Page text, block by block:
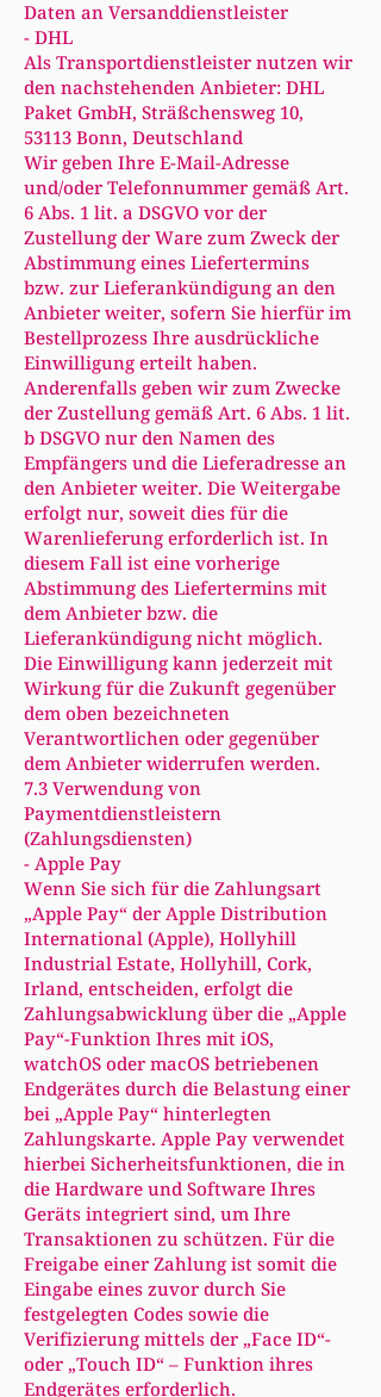
Daten an Versanddienstleister
- DHL
Als Transportdienstleister nutzen wir
den nachstehenden Anbieter: DHL
Paket GmbH, Sträßchensweg 10,
53113 Bonn, Deutschland
Wir geben Ihre E-Mail-Adresse
und/oder Telefonnummer gemäß Art.
6 Abs. 1 lit. a DSGVO vor der
Zustellung der Ware zum Zweck der
Abstimmung eines Liefertermins
bzw. zur Lieferankündigung an den
Anbieter weiter, sofern Sie hierfür im
Bestellprozess Ihre ausdrückliche
Einwilligung erteilt haben.
Anderenfalls geben wir zum Zwecke
der Zustellung gemäß Art. 6 Abs. 1 lit.
b DSGVO nur den Namen des
Empfängers und die Lieferadresse an
den Anbieter weiter. Die Weitergabe
erfolgt nur, soweit dies für die
Warenlieferung erforderlich ist. In
diesem Fall ist eine vorherige
Abstimmung des Liefertermins mit
dem Anbieter bzw. die
Lieferankündigung nicht möglich.
Die Einwilligung kann jederzeit mit
Wirkung für die Zukunft gegenüber
dem oben bezeichneten
Verantwortlichen oder gegenüber
dem Anbieter widerrufen werden.
7.3 Verwendung von
Paymentdienstleistern
(Zahlungsdiensten)
- Apple Pay
Wenn Sie sich für die Zahlungsart
„Apple Pay“ der Apple Distribution
International (Apple), Hollyhill
Industrial Estate, Hollyhill, Cork,
Irland, entscheiden, erfolgt die
Zahlungsabwicklung über die „Apple
Pay“-Funktion Ihres mit iOS,
watchOS oder macOS betriebenen
Endgerätes durch die Belastung einer
bei „Apple Pay“ hinterlegten
Zahlungskarte. Apple Pay verwendet
hierbei Sicherheitsfunktionen, die in
die Hardware und Software Ihres
Geräts integriert sind, um Ihre
Transaktionen zu schützen. Für die
Freigabe einer Zahlung ist somit die
Eingabe eines zuvor durch Sie
festgelegten Codes sowie die
Verifizierung mittels der „Face ID“-
oder „Touch ID“ – Funktion ihres
Endgerätes erforderlich.